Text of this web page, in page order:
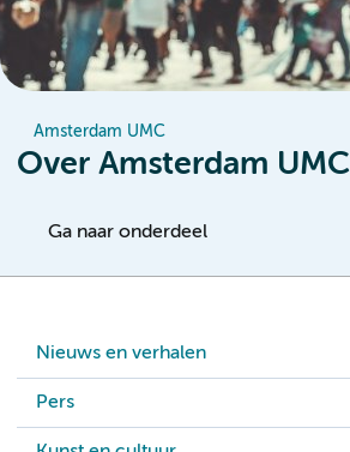
Amsterdam UMC
Over Amsterdam UMC
Ga naar onderdeel
Nieuws en verhalen
Pers